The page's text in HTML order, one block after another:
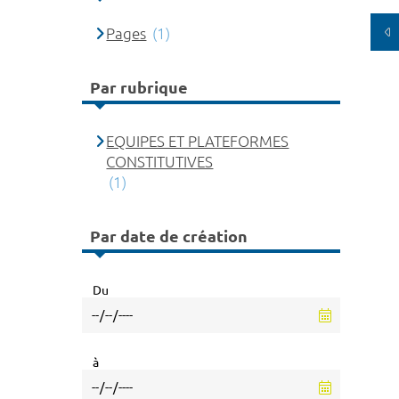
Pages (1)
Par rubrique
EQUIPES ET PLATEFORMES
CONSTITUTIVES
(1)
Par date de création
Du
à